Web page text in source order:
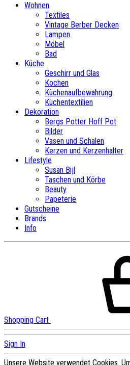
Wohnen
Textiles
Vintage Berber Decken
Lampen
Möbel
Bad
Küche
Geschirr und Glas
Kochen
Küchenaufbewahrung
Küchentextilien
Dekoration
Bergs Potter Hoff Pot
Bilder
Vasen und Schalen
Kerzen und Kerzenhalter
Lifestyle
Susan Bijl
Taschen und Körbe
Beauty
Papeterie
Gutscheine
Brands
Info
Shopping Cart
Sign In
Unsere Website verwendet Cookies.